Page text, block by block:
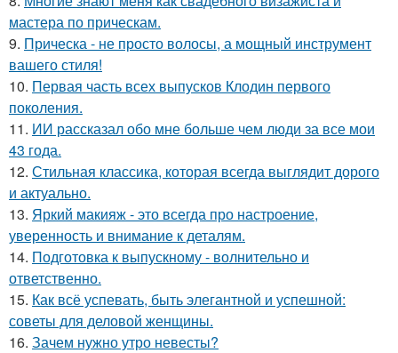
мастера по прическам.
9. Прическа - не просто волосы, а мощный инструмент
вашего стиля!
10. Первая часть всех выпусков Клодин первого
поколения.
11. ИИ рассказал обо мне больше чем люди за все мои
43 года.
12. Стильная классика, которая всегда выглядит дорого
и актуально.
13. Яркий макияж - это всегда про настроение,
уверенность и внимание к деталям.
14. Подготовка к выпускному - волнительно и
ответственно.
15. Как всё успевать, быть элегантной и успешной:
советы для деловой женщины.
16. Зачем нужно утро невесты?